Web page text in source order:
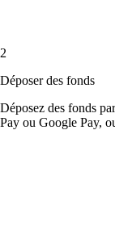
2
Déposer des fonds
Déposez des fonds
Pay ou Google Pay,